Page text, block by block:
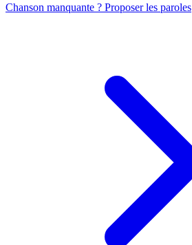
Chanson manquante ? Proposer les paroles